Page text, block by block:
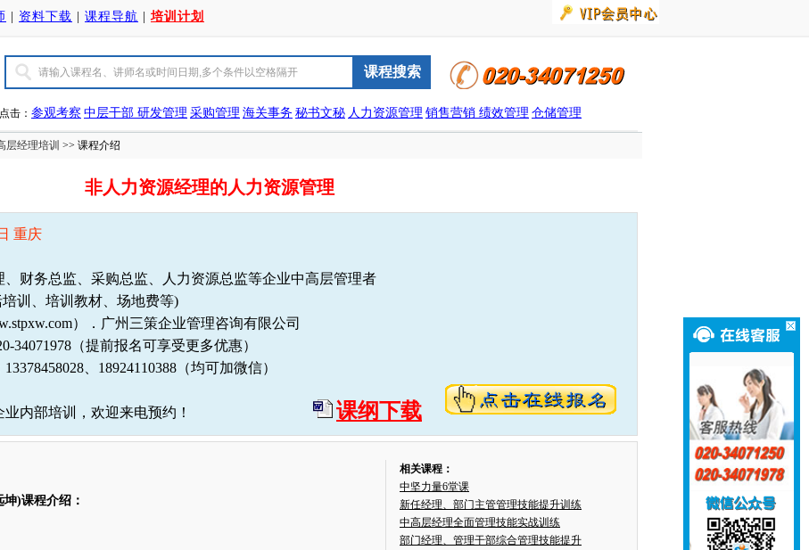
资料下载 课程导航 |培训计划
击： 参观考察 中层干部 研发管理 采购管理 海关事务 秘书文秘 人力资源管理 销售营销 绩效管理 仓储管理
层经理培训 >> 课程介绍
非人力资源经理的人力资源管理
重庆
、财务总监、采购总监、人力资源总监等企业中高层管理者
培训、培训教材、场地费等)
）．广州三策企业管理咨询有限公司
34071978（提前报名可享受更多优惠）
、18924110388（均可加微信）
课纲下载
内部培训，欢迎来电预约！
相关课程：
中坚力量6堂课
新任经理、部门主管管理技能提升训练
中高层经理全面管理技能实战训练
部门经理、管理干部综合管理技能提升
)课程介绍：